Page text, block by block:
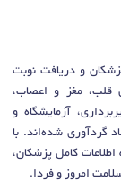
و دریافت نوبت
قلب، مغز و اعصاب،
آزمایشگاه و
گردآوری شده‌اند. با
کامل پزشکان،
امروز و فردا.